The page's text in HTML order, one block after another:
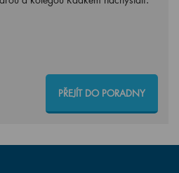
PŘEJÍT DO PORADNY